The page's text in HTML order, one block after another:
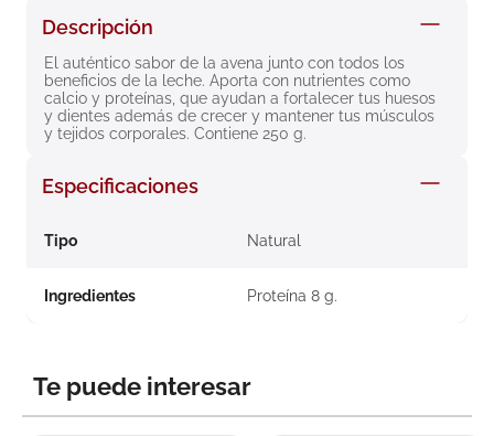
Descripción
El auténtico sabor de la avena junto con todos los
beneficios de la leche. Aporta con nutrientes como
calcio y proteínas, que ayudan a fortalecer tus huesos
y dientes además de crecer y mantener tus músculos
y tejidos corporales. Contiene 250 g.
Especificaciones
Tipo Natural
Ingredientes Proteína 8 g.
Te puede interesar
7. isdin
8 roche posay
9. pañales
.nivea